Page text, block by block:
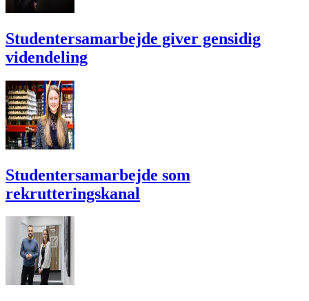
Studentersamarbejde giver gensidig
videndeling
Studentersamarbejde som
rekrutteringskanal